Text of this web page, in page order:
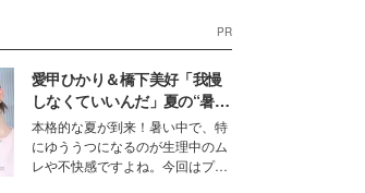
PR
愛甲ひかり＆橋下美好「我慢
しなくていいんだ」夏の“暑さ
対策”の新しい選択肢とは？
本格的な夏が到来！暑い中で、特
にゆううつになるのが生理中のム
レや不快感ですよね。今回はプラ